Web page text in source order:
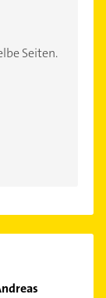
Seiten.